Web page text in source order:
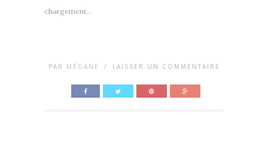
chargement…
PAR MÉGANE / LAISSER UN COMMENTAIRE